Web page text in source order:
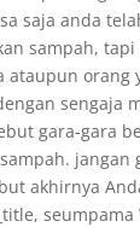
saja anda
sampah,
ataupun orang
sengaja
gara-gara
jangan
akhirnya
seumpama